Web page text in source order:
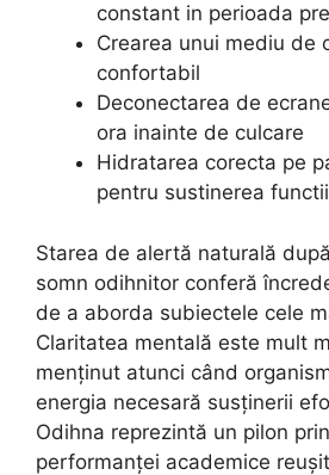
constant in perioada
Crearea unui mediu de
confortabil
Deconectarea de
ora inainte de culcare
Hidratarea corecta pe
pentru sustinerea
Starea de alertă naturală
somn odihnitor conferă
de a aborda subiectele cele
Claritatea mentală este mult
menținut atunci când
energia necesară susținerii
Odihna reprezintă un pilon
performanței academice